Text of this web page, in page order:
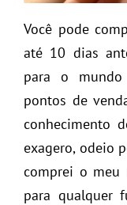
Você pode
até 10 dias
para o
pontos de
conhecimento
exagero, odeio
comprei o meu
para qualquer